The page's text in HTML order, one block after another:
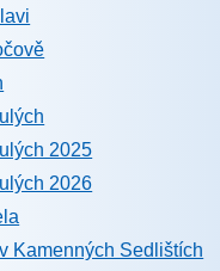
2025
2026
Kamenných Sedlištích